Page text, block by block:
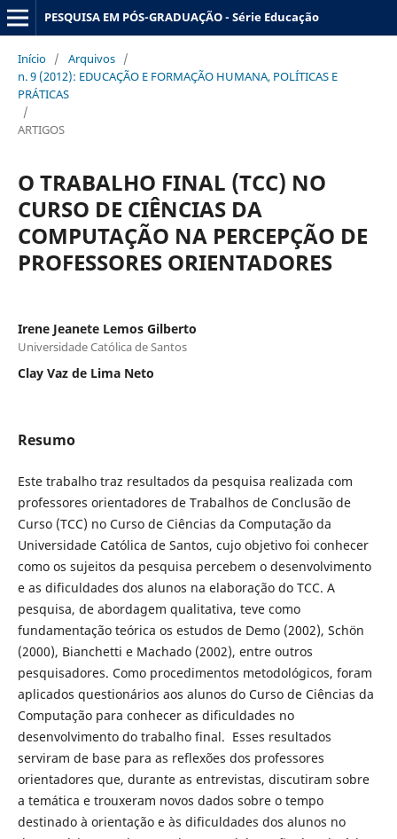
PESQUISA EM PÓS-GRADUAÇÃO - Série Educação
Início / Arquivos /
n. 9 (2012): EDUCAÇÃO E FORMAÇÃO HUMANA, POLÍTICAS E
PRÁTICAS
/
ARTIGOS
O TRABALHO FINAL (TCC) NO
CURSO DE CIÊNCIAS DA
COMPUTAÇÃO NA PERCEPÇÃO DE
PROFESSORES ORIENTADORES
Irene Jeanete Lemos Gilberto
Universidade Católica de Santos
Clay Vaz de Lima Neto
Resumo
Este trabalho traz resultados da pesquisa realizada com
professores orientadores de Trabalhos de Conclusão de
Curso (TCC) no Curso de Ciências da Computação da
Universidade Católica de Santos, cujo objetivo foi conhecer
como os sujeitos da pesquisa percebem o desenvolvimento
e as dificuldades dos alunos na elaboração do TCC. A
pesquisa, de abordagem qualitativa, teve como
fundamentação teórica os estudos de Demo (2002), Schön
(2000), Bianchetti e Machado (2002), entre outros
pesquisadores. Como procedimentos metodológicos, foram
aplicados questionários aos alunos do Curso de Ciências da
Computação para conhecer as dificuldades no
desenvolvimento do trabalho final. Esses resultados
serviram de base para as reflexões dos professores
orientadores que, durante as entrevistas, discutiram sobre
a temática e trouxeram novos dados sobre o tempo
destinado à orientação e às dificuldades dos alunos no